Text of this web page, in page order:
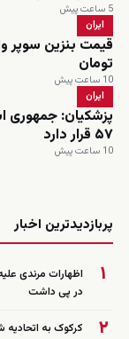
5 ساعت پیش
ایران
تومان
10 ساعت پیش
ایران
پزشکیان: جمهوری
۵۷ قرار دارد
10 ساعت پیش
پربازدیدترین اخبار
۱
اظهارات مرندی
در پی داشت
۲ کرکوک به